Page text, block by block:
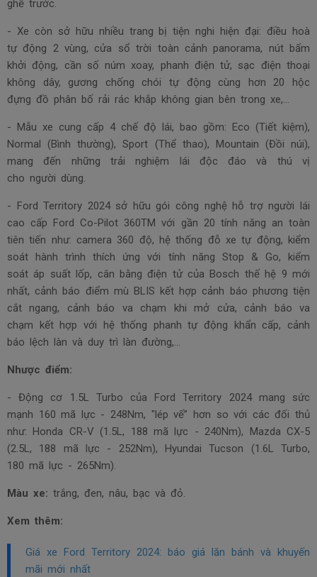
ghế trước.
- Xe còn sở hữu nhiều trang bị tiện nghi hiện đại: điều hoà
tự động 2 vùng, cửa sổ trời toàn cảnh panorama, nút bấm
khởi động, cần số núm xoay, phanh điện tử, sạc điện thoại
không dây, gương chống chói tự động cùng hơn 20 hộc
đựng đồ phân bố rải rác khắp không gian bên trong xe,...
- Mẫu xe cung cấp 4 chế độ lái, bao gồm: Eco (Tiết kiệm),
Normal (Bình thường), Sport (Thể thao), Mountain (Đồi núi),
mang đến những trải nghiệm lái độc đáo và thú vị
cho người dùng.
- Ford Territory 2024 sở hữu gói công nghệ hỗ trợ người lái
cao cấp Ford Co-Pilot 360TM với gần 20 tính năng an toàn
tiên tiến như: camera 360 độ, hệ thống đỗ xe tự động, kiểm
soát hành trình thích ứng với tính năng Stop & Go, kiểm
soát áp suất lốp, cân bằng điện tử của Bosch thế hệ 9 mới
nhất, cảnh báo điểm mù BLIS kết hợp cảnh báo phương tiện
cắt ngang, cảnh báo va chạm khi mở cửa, cảnh báo va
chạm kết hợp với hệ thống phanh tự động khẩn cấp, cảnh
báo lệch làn và duy trì làn đường,...
Nhược điểm:
- Động cơ 1.5L Turbo của Ford Territory 2024 mang sức
mạnh 160 mã lực - 248Nm, "lép vế” hơn so với các đối thủ
như: Honda CR-V (1.5L, 188 mã lực - 240Nm), Mazda CX-5
(2.5L, 188 mã lực - 252Nm), Hyundai Tucson (1.6L Turbo,
180 mã lực - 265Nm).
Màu xe: trắng, đen, nâu, bạc và đỏ.
Xem thêm:
Giá xe Ford Territory 2024: báo giá lăn bánh và khuyến
mãi mới nhất